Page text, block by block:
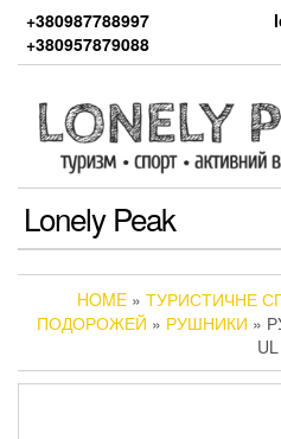
the
+380987788997
+380957879088
Lonely Peak
HOME » ТУРИСТИЧНЕ
ПОДОРОЖЕЙ » РУШНИКИ »